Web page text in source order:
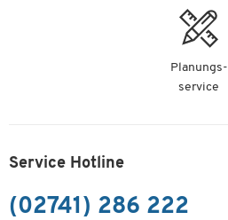
Planungs-
service
Service Hotline
(02741) 286 222